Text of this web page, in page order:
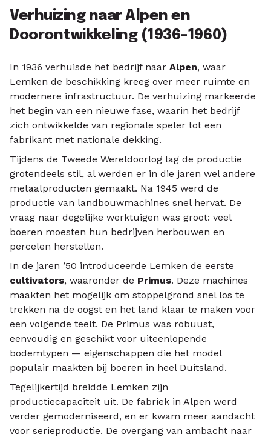
Verhuizing naar Alpen en
Doorontwikkeling (1936–1960)
In 1936 verhuisde het bedrijf naar Alpen, waar
Lemken de beschikking kreeg over meer ruimte en
modernere infrastructuur. De verhuizing markeerde
het begin van een nieuwe fase, waarin het bedrijf
zich ontwikkelde van regionale speler tot een
fabrikant met nationale dekking.
Tijdens de Tweede Wereldoorlog lag de productie
grotendeels stil, al werden er in die jaren wel andere
metaalproducten gemaakt. Na 1945 werd de
productie van landbouwmachines snel hervat. De
vraag naar degelijke werktuigen was groot: veel
boeren moesten hun bedrijven herbouwen en
percelen herstellen.
In de jaren ’50 introduceerde Lemken de eerste
cultivators, waaronder de Primus. Deze machines
maakten het mogelijk om stoppelgrond snel los te
trekken na de oogst en het land klaar te maken voor
een volgende teelt. De Primus was robuust,
eenvoudig en geschikt voor uiteenlopende
bodemtypen — eigenschappen die het model
populair maakten bij boeren in heel Duitsland.
Tegelijkertijd breidde Lemken zijn
productiecapaciteit uit. De fabriek in Alpen werd
verder gemoderniseerd, en er kwam meer aandacht
voor serieproductie. De overgang van ambacht naar